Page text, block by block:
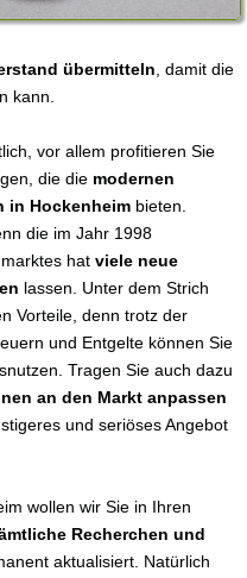
übermitteln , damit die
kann.
vor allem profitieren Sie
die die modernen
in Hockenheim bieten.
die im Jahr 1998
hat viele neue
lassen. Unter dem Strich
Vorteile, denn trotz der
und Entgelte können Sie
Tragen Sie auch dazu
an den Markt anpassen
und seriöses Angebot
wollen wir Sie in Ihren
Recherchen und
aktualisiert. Natürlich